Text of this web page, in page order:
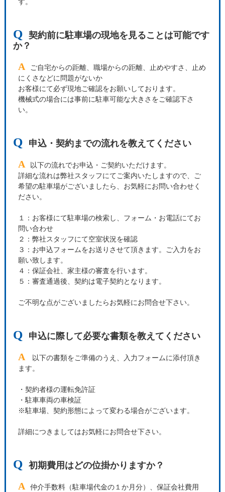
す。
Q
契約前に駐車場の現地を見ることは可能です
か？
A
ご自宅からの距離、職場からの距離、止めやすさ、止め
にくさなどに問題がないか
お客様にて必ず現地ご確認をお願いしております。
機械式の場合には事前に駐車可能な大きさをご確認下さ
い。
Q 申込・契約までの流れを教えてください
A
以下の流れでお申込・ご契約いただけます。
詳細な流れは弊社スタッフにてご案内いたしますので、ご
希望の駐車場がございましたら、お気軽にお問い合わせく
ださい。
１：お客様にて駐車場の検索し、フォーム・お電話にてお
問い合わせ
２：弊社スタッフにて空室状況を確認
３：お申込フォームをお送りさせて頂きます。ご入力をお
願い致します。
４：保証会社、家主様の審査を行います。
５：審査通過後、契約は電子契約となります。
ご不明な点がございましたらお気軽にお問合せ下さい。
Q 申込に際して必要な書類を教えてください
A
以下の書類をご準備のうえ、入力フォームに添付頂き
ます。
・契約者様の運転免許証
・駐車車両の車検証
※駐車場、契約形態によって変わる場合がございます。
詳細につきましてはお気軽にお問合せ下さい。
Q 初期費用はどの位掛かりますか？
A
仲介手数料（駐車場代金の１か月分）、保証会社費用